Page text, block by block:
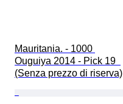
Mauritania. - 1000
Ouguiya 2014 - Pick 19
(Senza prezzo di riserva)